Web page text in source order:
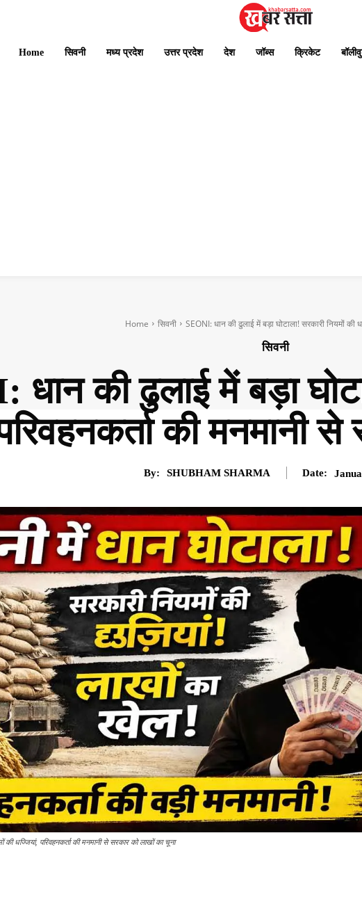
Home सिवनी मध्य प्रदेश उत्तर प्रदेश देश जॉब्स क्रिकेट
Home सिवनी SEONI: धान की ढुलाई में बड़ा घोटाला! सरकारी नियमों की
सिवनी
धान की ढुलाई में बड़ा
की मनमानी
By: SHUBHAM SHARMA Date:
की धज्जियां, परिवहनकर्ता की मनमानी से सरकार को लाखों का चूना